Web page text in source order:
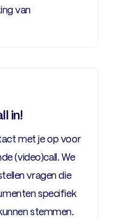
van
in!
met je op voor
(video)call. We
vragen die
specifiek
stemmen.